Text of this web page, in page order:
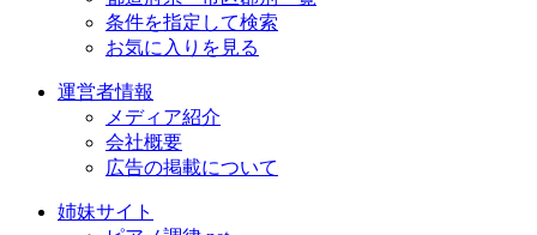
条件を指定して検索
お気に入りを見る
運営者情報
メディア紹介
会社概要
広告の掲載について
姉妹サイト